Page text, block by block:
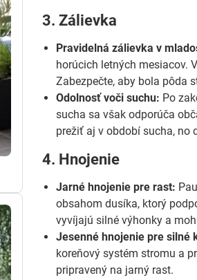
3. Zálievka
Pravidelná zálievka v
horúcich letných mesiacov.
Zabezpečte, aby bola pôda
Odolnosť voči suchu: Po
sucha sa však odporúča
prežiť aj v období sucha, no
4. Hnojenie
Jarné hnojenie pre rast:
obsahom dusíka, ktorý
vyvíjajú silné výhonky a
Jesenné hnojenie pre silné
koreňový systém stromu a
pripravený na jarný rast.